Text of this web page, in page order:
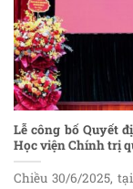
Lễ công bố Quyết
Học viện Chính trị
Chiều 30/6/2025,